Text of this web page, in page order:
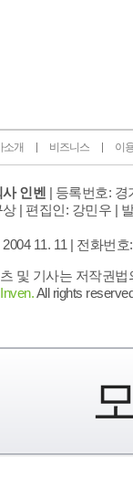
소개 비즈니스 이
인벤 | 등록번호: 경
| 편집인: 강민우 |
11. 11 | 전화번호
및 기사는 저작권
Inven.All rights